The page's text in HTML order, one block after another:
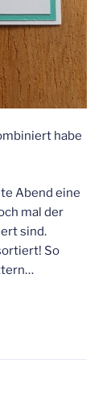
habe
Abend eine
mal der
sind.
So